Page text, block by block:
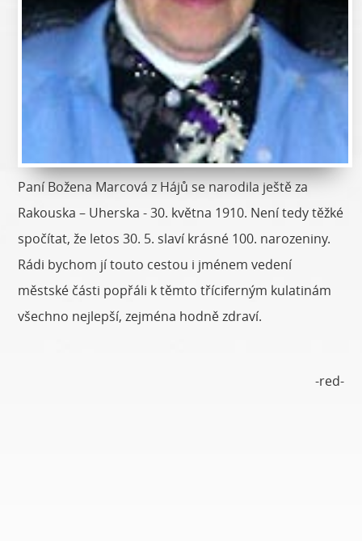
Paní Božena Marcová z Hájů se narodila ještě za
Rakouska – Uherska - 30. května 1910. Není tedy těžké
spočítat, že letos 30. 5. slaví krásné 100. narozeniny.
Rádi bychom jí touto cestou i jménem vedení
městské části popřáli k těmto tříciferným kulatinám
všechno nejlepší, zejména hodně zdraví.
-red-